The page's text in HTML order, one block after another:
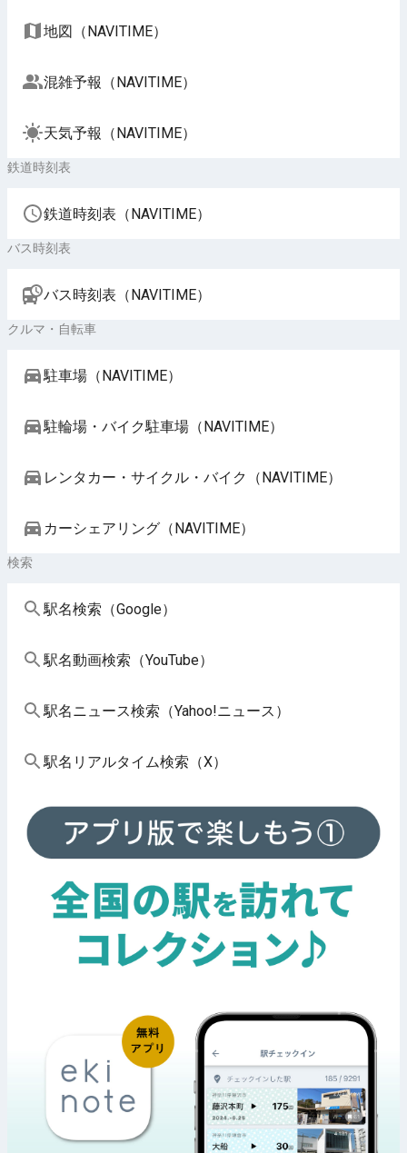
地図（NAVITIME）
混雑予報（NAVITIME）
天気予報（NAVITIME）
鉄道時刻表
鉄道時刻表（NAVITIME）
バス時刻表
バス時刻表（NAVITIME）
クルマ・自転車
駐車場（NAVITIME）
駐輪場・バイク駐車場（NAVITIME）
レンタカー・サイクル・バイク（NAVITIME）
カーシェアリング（NAVITIME）
検索
駅名検索（Google）
駅名動画検索（YouTube）
駅名ニュース検索（Yahoo!ニュース）
駅名リアルタイム検索（X）